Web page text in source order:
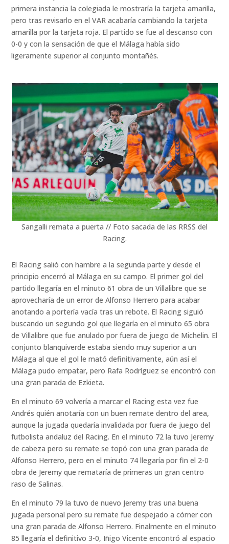
primera instancia la colegiada le mostraría la tarjeta amarilla,
pero tras revisarlo en el VAR acabaría cambiando la tarjeta
amarilla por la tarjeta roja. El partido se fue al descanso con
0-0 y con la sensación de que el Málaga había sido
ligeramente superior al conjunto montañés.
Sangalli remata a puerta // Foto sacada de las RRSS del
Racing.
El Racing salió con hambre a la segunda parte y desde el
principio encerró al Málaga en su campo. El primer gol del
partido llegaría en el minuto 61 obra de un Villalibre que se
aprovecharía de un error de Alfonso Herrero para acabar
anotando a portería vacía tras un rebote. El Racing siguió
buscando un segundo gol que llegaría en el minuto 65 obra
de Villalibre que fue anulado por fuera de juego de Michelin. El
conjunto blanquiverde estaba siendo muy superior a un
Málaga al que el gol le mató definitivamente, aún así el
Málaga pudo empatar, pero Rafa Rodríguez se encontró con
una gran parada de Ezkieta.
En el minuto 69 volvería a marcar el Racing esta vez fue
Andrés quién anotaría con un buen remate dentro del area,
aunque la jugada quedaría invalidada por fuera de juego del
futbolista andaluz del Racing. En el minuto 72 la tuvo Jeremy
de cabeza pero su remate se topó con una gran parada de
Alfonso Herrero, pero en el minuto 74 llegaría por fin el 2-0
obra de Jeremy que remataría de primeras un gran centro
raso de Salinas.
En el minuto 79 la tuvo de nuevo Jeremy tras una buena
jugada personal pero su remate fue despejado a córner con
una gran parada de Alfonso Herrero. Finalmente en el minuto
85 llegaría el definitivo 3-0, Iñigo Vicente encontró al espacio